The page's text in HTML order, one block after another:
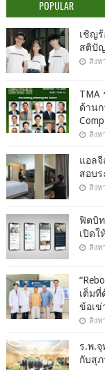
POPULAR
เชิญร้
สติปั
สิงห
TMA
ด้านก
สิงห
แอล
สอบ
สิงห
ฟิตบิท
เปิดใ
สิงห
เต็มที่
ข้อเข่
สิงห
ร.พ.จุ
กับสุ